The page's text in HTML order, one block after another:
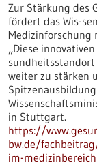
Zur Stärkung des
fördert das Wis-
Medizinforschung
„Diese
weiter zu stärken
in Stuttgart.
https://
bw.de/
im-medizinbereich